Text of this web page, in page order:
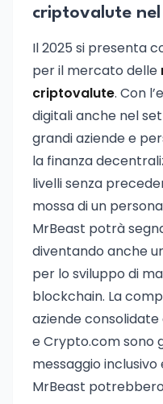
criptovalute
Il 2025 si presenta
per il mercato delle
criptovalute. Con
digitali anche nel
grandi aziende e
la finanza
livelli senza
mossa di un
MrBeast potrà
diventando anche
per lo sviluppo di
blockchain. La
aziende
e Crypto.com sono
messaggio
MrBeast